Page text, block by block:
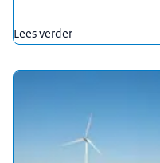
Lees verder